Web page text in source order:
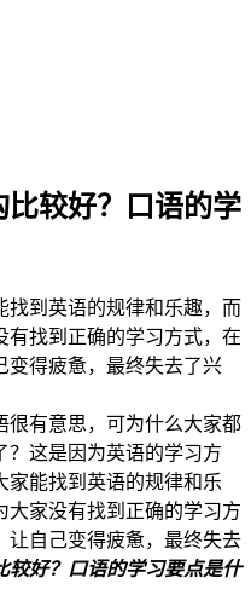
较好？口语的学
找到英语的规律和乐趣，而
有找到正确的学习方式，在
变得疲惫，最终失去了兴
很有意思，可为什么大家都
？这是因为英语的学习方
家能找到英语的规律和乐
大家没有找到正确的学习方
让自己变得疲惫，最终失去
较好？口语的学习要点是什